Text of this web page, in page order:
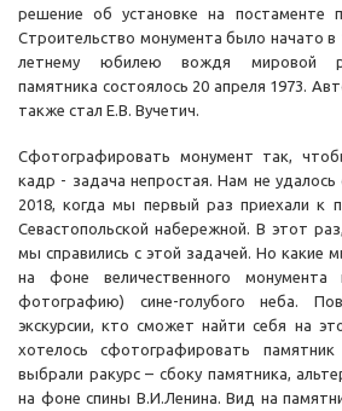
решение об установке на постаменте
Строительство монумента было начато в
летнему юбилею вождя мировой
памятника состоялось 20 апреля 1973.
также стал Е.В. Вучетич.
Сфотографировать монумент так,
кадр - задача непростая. Нам не удалось
2018, когда мы первый раз приехали к
Севастопольской набережной. В этот
мы справились с этой задачей. Но какие
на фоне величественного
фотографию) сине-голубого неба.
экскурсии, кто сможет найти себя на
хотелось сфотографировать
выбрали ракурс – сбоку памятника,
на фоне спины В.И.Ленина. Вид на